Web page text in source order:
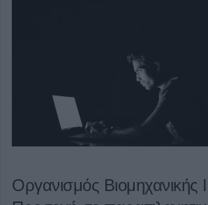
Οργανισμός Βιομηχανικής